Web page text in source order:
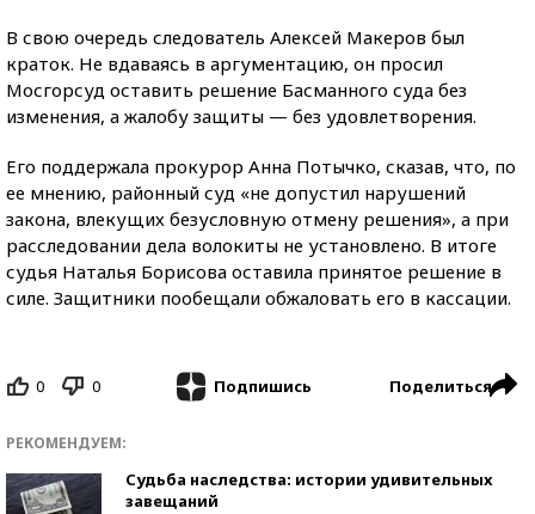
В свою очередь следователь Алексей Макеров был
краток. Не вдаваясь в аргументацию, он просил
Мосгорсуд оставить решение Басманного суда без
изменения, а жалобу защиты — без удовлетворения.
Его поддержала прокурор Анна Потычко, сказав, что, по
ее мнению, районный суд «не допустил нарушений
закона, влекущих безусловную отмену решения», а при
расследовании дела волокиты не установлено. В итоге
судья Наталья Борисова оставила принятое решение в
силе. Защитники пообещали обжаловать его в кассации.
0 0 Подпишись Поделиться
РЕКОМЕНДУЕМ:
Судьба наследства: истории удивительных
завещаний